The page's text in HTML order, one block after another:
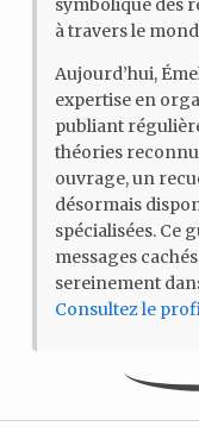
symbolique des
à travers le
Aujourd’hui,
expertise en
publiant
théories
ouvrage, un
désormais
spécialisées. Ce
messages
sereinement
Consultez le